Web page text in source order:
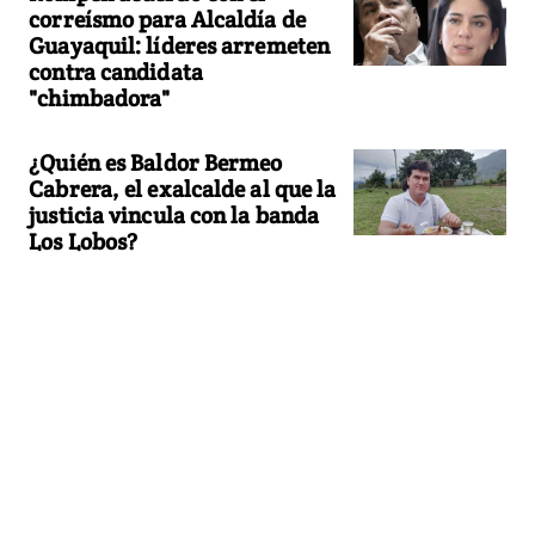
correísmo para Alcaldía de
Guayaquil: líderes arremeten
contra candidata
"chimbadora"
¿Quién es Baldor Bermeo
Cabrera, el exalcalde al que la
justicia vincula con la banda
Los Lobos?